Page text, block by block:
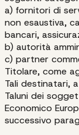
a) fornitori di
non esaustiva,
bancari,
b) autorità
c) partner
Titolare, come
Tali destinatari,
Taluni dei
Economico
successivo